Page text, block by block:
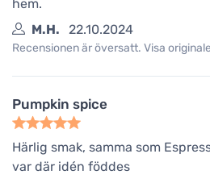
hem.
M.H.
22.10.2024
Recensionen är översatt. Visa
Pumpkin spice
Härlig smak, samma som
var där idén föddes